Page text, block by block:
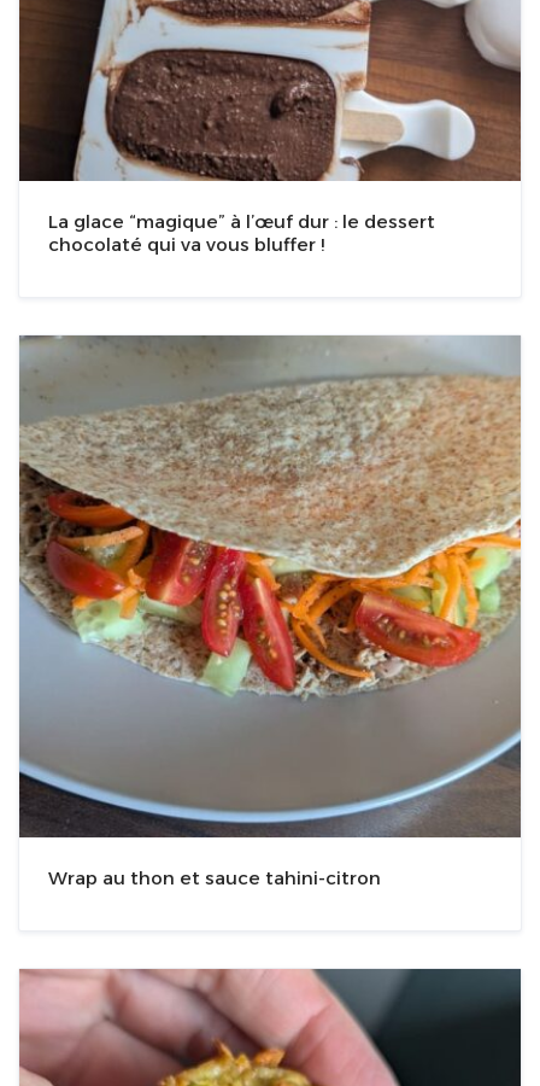
La glace “magique” à l’œuf dur : le dessert
chocolaté qui va vous bluffer !
Wrap au thon et sauce tahini-citron